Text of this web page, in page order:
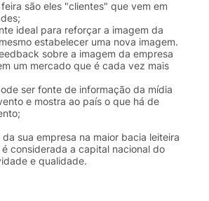
são eles "clientes" que vem em
ideal para reforçar a imagem da
estabelecer uma nova imagem.
sobre a imagem da empresa
um mercado que é cada vez mais
ser fonte de informação da mídia
e mostra ao país o que há de
da sua empresa na maior bacia leiteira
considerada a capital nacional do
e qualidade.